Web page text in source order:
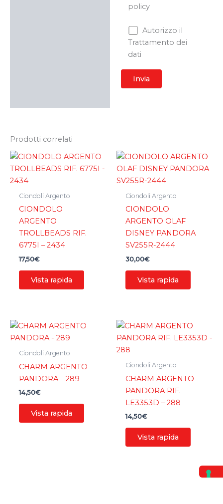
policy
Autorizzo il
Trattamento dei
dati
Prodotti correlati
Ciondoli Argento
CIONDOLO
ARGENTO
TROLLBEADS RIF.
6775I – 2434
17,50€
Vista rapida
Ciondoli Argento
CIONDOLO
ARGENTO OLAF
DISNEY PANDORA
SV255R-2444
30,00€
Vista rapida
Ciondoli Argento
CHARM ARGENTO
PANDORA – 289
14,50€
Vista rapida
Ciondoli Argento
CHARM ARGENTO
PANDORA RIF.
LE3353D – 288
14,50€
Vista rapida